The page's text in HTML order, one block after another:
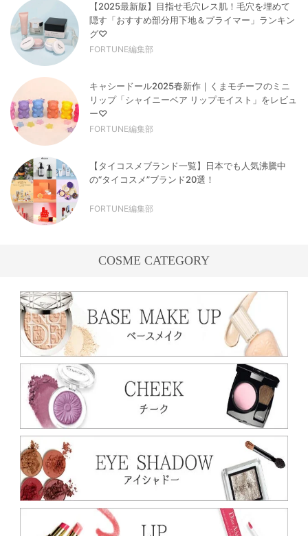
【2025最新版】目指せ毛穴レス肌！毛穴を埋めて
隠す「おすすめ部分用下地＆プライマー」ランキン
グ♡
FORTUNE編集部
キャシードール2025春新作｜くまモチーフのミニ
リップ「シャイニーベア リップモイスト」をレビュ
ー♡
FORTUNE編集部
【タイコスメブランド一覧】日本でも人気沸騰中
の“タイコスメ”ブランド20選！
FORTUNE編集部
COSME CATEGORY